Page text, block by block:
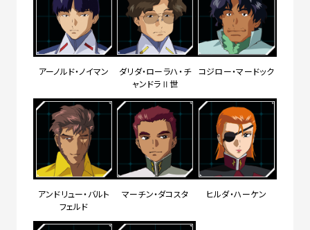
アーノルド・ノイマン
ダリダ・ローラハ・チ
ャンドラⅡ世
コジロー・マードック
アンドリュー・バルト
フェルド
マーチン・ダコスタ ヒルダ・ハーケン